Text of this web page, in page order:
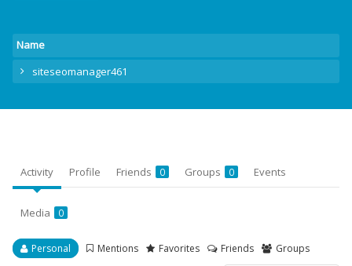
Name
siteseomanager461
Activity Profile Friends 0 Groups 0 Events
Media 0
Personal Mentions Favorites Friends Groups